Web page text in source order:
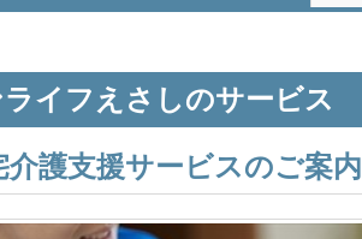
イフえさしのサービス
介護支援サービスのご案内